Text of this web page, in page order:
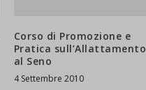
Corso di Promozione e
Pratica sull’Allattamento
al Seno
4 Settembre 2010